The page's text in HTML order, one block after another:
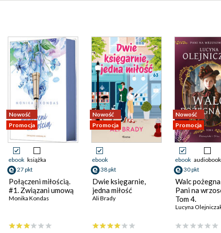
Nowość
Promocja
ebook książka
27 pkt
Połączeni miłością.
#1. Związani umową
Monika Kondas
Nowość
Promocja
ebook
38 pkt
Dwie księgarnie,
jedna miłość
Ali Brady
Nowość
Promocja
ebook audiobook
30 pkt
Walc
Pani na
Tom 4.
Lucyna